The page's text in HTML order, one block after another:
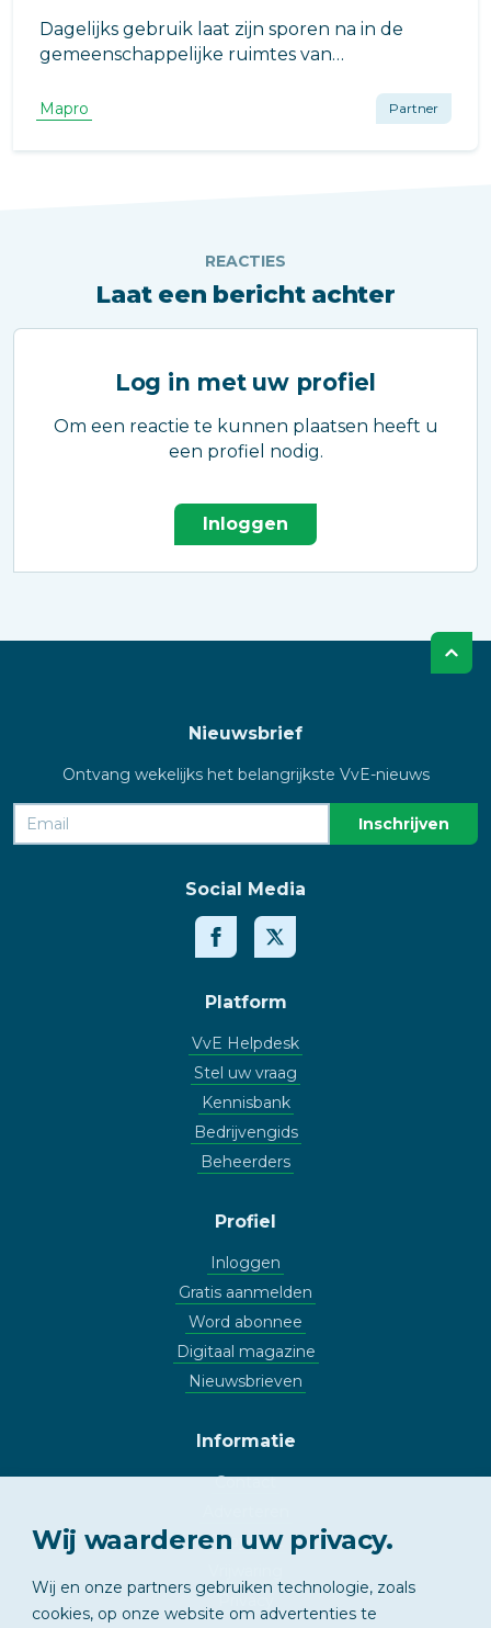
Dagelijks gebruik laat zijn sporen na in de
gemeenschappelijke ruimtes van
Wandbescherming van Mapro voorkomt
krassen, deuken en slijtage én ziet er nog
goed uit ook. Ontdek hoe u entrees, gangen
Mapro Partner
REACTIES
Laat een bericht achter
Log in met uw profiel
Om een reactie te kunnen plaatsen heeft u
een profiel nodig.
Inloggen
Nieuwsbrief
Ontvang wekelijks het belangrijkste VvE-nieuws
Social Media
Platform
VvE Helpdesk
Stel uw vraag
Kennisbank
Bedrijvengids
Beheerders
Profiel
Inloggen
Gratis aanmelden
Word abonnee
Digitaal magazine
Nieuwsbrieven
Informatie
Contact
Copyright
Wij waarderen uw privacy.
Wij en onze partners gebruiken technologie, zoals
cookies, op onze website om advertenties te